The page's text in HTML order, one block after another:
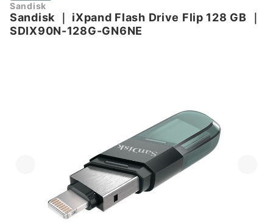
Sandisk
Sandisk iXpand Flash Drive Flip 128 GB
SDIX90N-128G-GN6NE